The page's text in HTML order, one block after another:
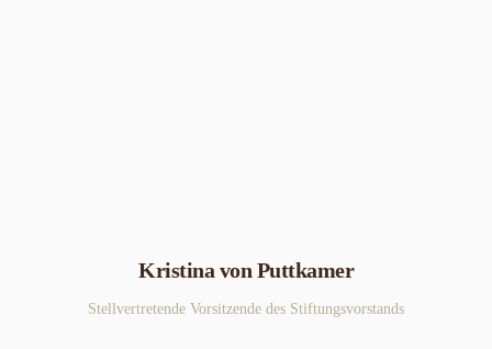
Kristina von Puttkamer
Stellvertretende Vorsitzende des Stiftungsvorstands